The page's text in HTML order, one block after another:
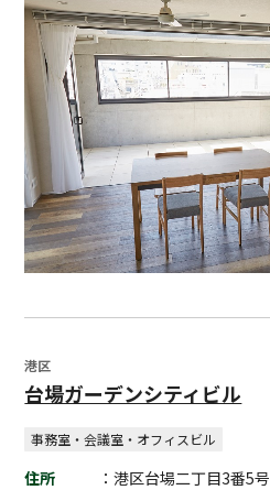
港区
台場ガーデンシティビル
事務室・会議室・オフィスビル
住所
：港区台場二丁目3番5号